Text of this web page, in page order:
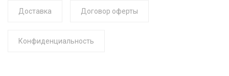
Доставка Договор оферты
Конфиденциальность